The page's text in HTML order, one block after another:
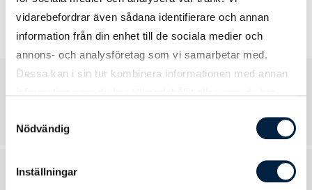
vidarebefordrar även sådana identifierare och annan
information från din enhet till de sociala medier och
annons- och analysföretag som vi samarbetar med.
Dessa kan i sin tur kombinera informationen med annan
Nödvändig
Inställningar
Huvudkategorier
Mässa & Event